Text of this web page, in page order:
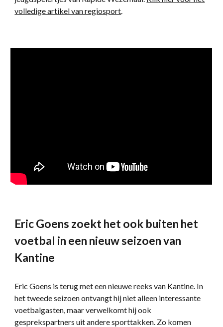
volledige artikel van regiosport.
Eric Goens zoekt het ook buiten het
voetbal in een nieuw seizoen van
Kantine
Eric Goens is terug met een nieuwe reeks van Kantine. In
het tweede seizoen ontvangt hij niet alleen interessante
voetbalgasten, maar verwelkomt hij ook
gesprekspartners uit andere sporttakken. Zo komen